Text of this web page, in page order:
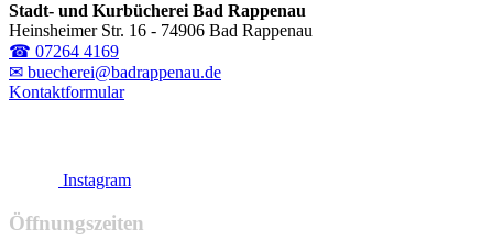
Stadt- und Kurbücherei Bad Rappenau
Heinsheimer Str. 16 - 74906 Bad Rappenau
☎ 07264 4169
✉ buecherei@badrappenau.de
Kontaktformular
Instagram
Öffnungszeiten